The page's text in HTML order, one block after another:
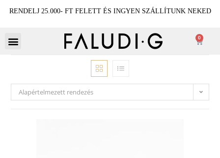
RENDELJ 25.000- FT FELETT ÉS INGYEN SZÁLLÍTUNK NEKED
0
Alapértelmezett rendezés